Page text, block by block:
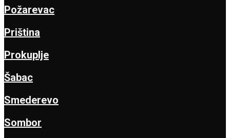
Požarevac
Priština
Prokuplje
Šabac
Smederevo
Sombor